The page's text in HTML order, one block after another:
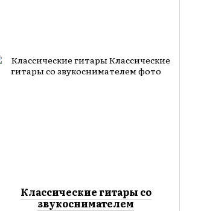
Классические гитары со
звукоснимателем